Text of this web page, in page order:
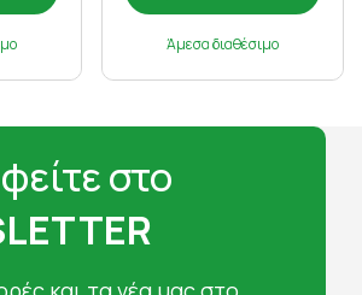
Άμεσα διαθέσιμο
στο